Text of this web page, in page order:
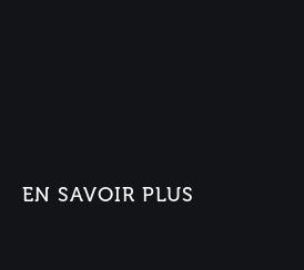
EN SAVOIR PLUS